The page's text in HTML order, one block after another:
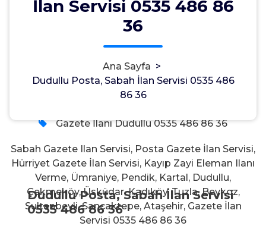
İlan Servisi 0535 486 86
36
Ana Sayfa >
Dudullu Posta, Sabah İlan Servisi 0535 486
86 36
Dudullu Posta, Sabah İlan Servisi
Admin 27, May, 2021
Gazete İlanı Dudullu 0535 486 86 36
Dudullu Posta, Sabah İlan Servisi
0535 486 86 36
Sabah Gazete Ilan Servisi, Posta Gazete İlan Servisi,
Hürriyet Gazete İlan Servisi, Kayıp Zayi Eleman Ilanı
Verme, Ümraniye, Pendik, Kartal, Dudullu,
Çekmeköy, Üsküdar, Kadıköy, Tuzla, Beykoz,
Sultanbeyli, Sancaktepe, Ataşehir, Gazete İlan
Servisi 0535 486 86 36